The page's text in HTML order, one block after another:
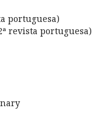
portuguesa)
revista portuguesa)